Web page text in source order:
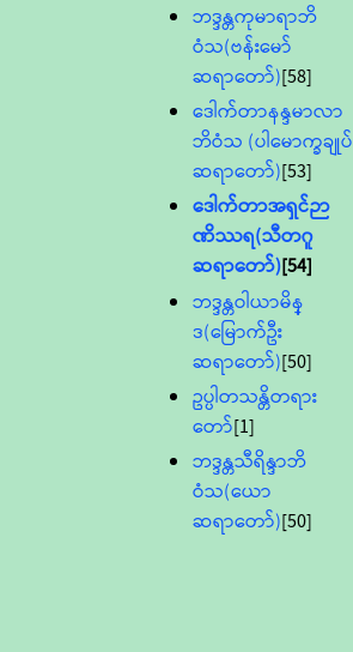
ဘဒ္ဒန္တကုမာရာဘိ
ဝံသ(ဗန်းမော်
ဆရာတော်)[58]
ဒေါက်တာနန္ဒမာလာ
ဘိဝံသ (ပါမောက္ခချုပ်
ဆရာတော်)[53]
ဒေါက်တာအရှင်ဉာ
ဏိဿရ(သီတဂူ
ဆရာတော်)[54]
ဘဒ္ဒန္တဝါယာမိန္
ဒ(မြောက်ဦး
ဆရာတော်)[50]
ဥပ္ပါတသန္တိတရား
တော်[1]
ဘဒ္ဒန္တသီရိန္ဒာဘိ
ဝံသ(ယော
ဆရာတော်)[50]